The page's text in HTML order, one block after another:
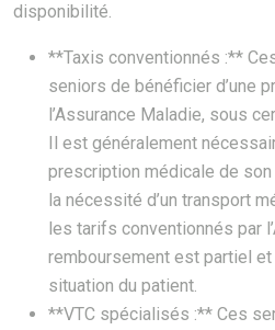
disponibilité.
**Taxis conventionnés :**
seniors de bénéficier d’une
l’Assurance Maladie, sous
Il est généralement
prescription médicale de
la nécessité d’un transport
les tarifs conventionnés par
remboursement est partiel
situation du patient.
**VTC spécialisés :** Ces